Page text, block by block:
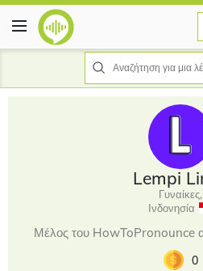
Lempi
Γυναίκες,
Ινδονησία
Μέλος του HowToPronounce
0